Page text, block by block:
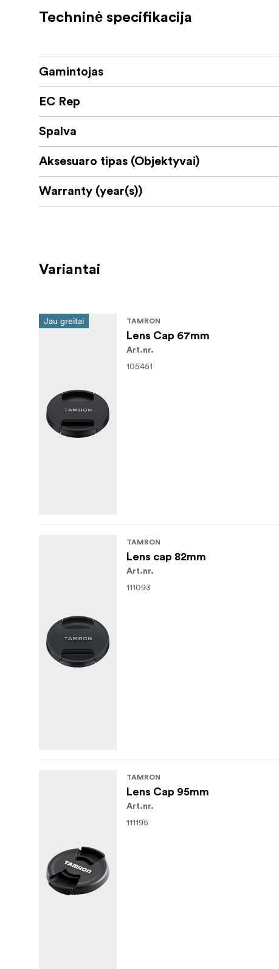
Techninė specifikacija
Gamintojas
EC Rep
Spalva
Aksesuaro tipas (Objektyvai)
Warranty (year(s))
Variantai
Jau greitai TAMRON
Lens Cap 67mm
Art.nr.
105451
TAMRON
Lens cap 82mm
Art.nr.
111093
TAMRON
Lens Cap 95mm
Art.nr.
111195